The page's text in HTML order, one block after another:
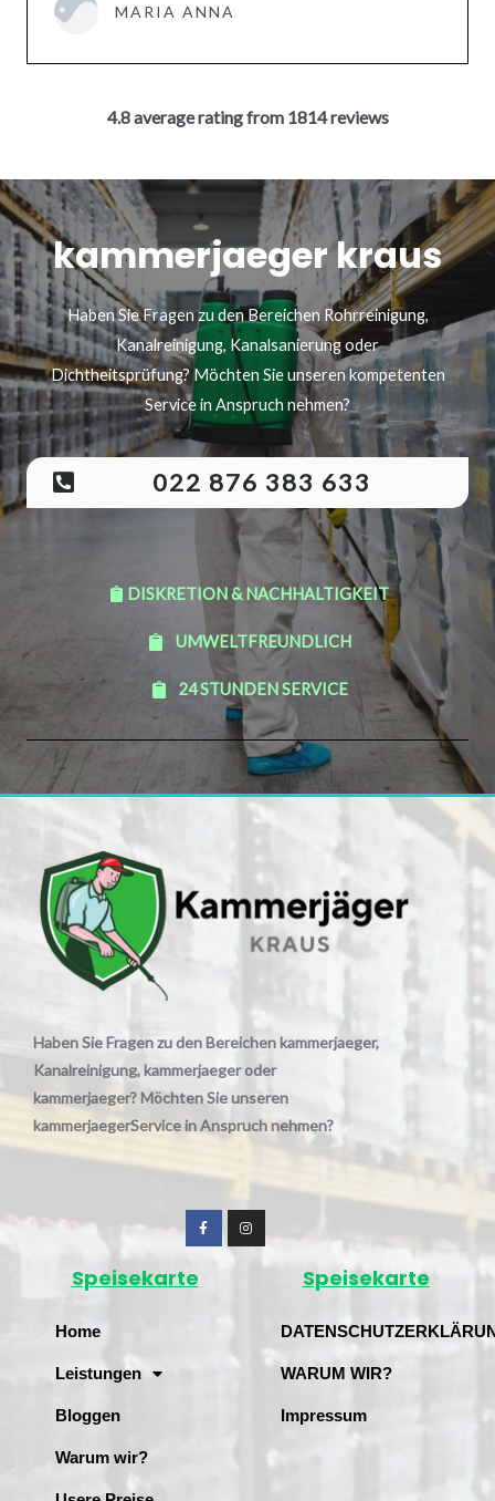
MARIA ANNA
4.8 average rating from 1814 reviews
kammerjaeger kraus
Haben Sie Fragen zu den Bereichen Rohrreinigung,
Kanalreinigung, Kanalsanierung oder
Dichtheitsprüfung? Möchten Sie unseren kompetenten
Service in Anspruch nehmen?
022 876 383 633
DISKRETION & NACHHALTIGKEIT
UMWELTFREUNDLICH
24 STUNDEN SERVICE
Haben Sie Fragen zu den Bereichen kammerjaeger,
Kanalreinigung, kammerjaeger oder
kammerjaeger? Möchten Sie unseren
kammerjaegerService in Anspruch nehmen?
Speisekarte
Home
Leistungen
Bloggen
Warum wir?
Speisekarte
WARUM WIR?
Impressum